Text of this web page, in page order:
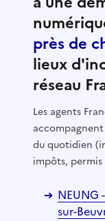
près de
lieux
réseau
Les agents
du quotidien
impôts,
NEUNG
sur-